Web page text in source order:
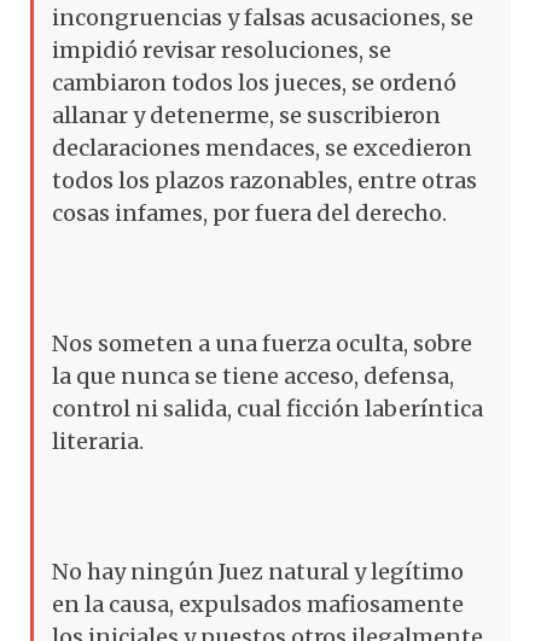
incongruencias y falsas acusaciones, se
impidió revisar resoluciones, se
cambiaron todos los jueces, se ordenó
allanar y detenerme, se suscribieron
declaraciones mendaces, se excedieron
todos los plazos razonables, entre otras
cosas infames, por fuera del derecho.
Nos someten a una fuerza oculta, sobre
la que nunca se tiene acceso, defensa,
control ni salida, cual ficción laberíntica
literaria.
No hay ningún Juez natural y legítimo
en la causa, expulsados mafiosamente